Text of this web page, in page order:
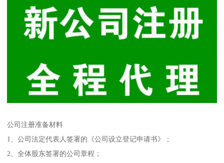
公司注册准备材料
1、公司法定代表人签署的《公司设立登记申请书》；
2、全体股东签署的公司章程；